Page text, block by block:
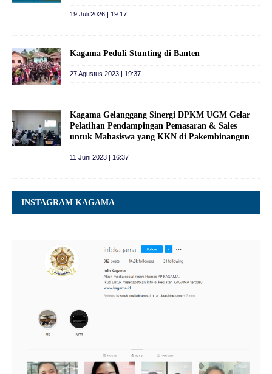
19 Juli 2026 | 19:17
Kagama Peduli Stunting di Banten
27 Agustus 2023 | 19:37
Kagama Gelanggang Sinergi DPKM UGM Gelar
Pelatihan Pendampingan Pemasaran & Sales
untuk Mahasiswa yang KKN di Pakembinangun
11 Juni 2023 | 16:37
INSTAGRAM KAGAMA